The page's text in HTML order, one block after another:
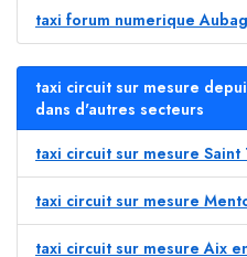
taxi forum numerique
taxi circuit sur mesure
dans d'autres secteurs
taxi circuit sur mesure Saint
taxi circuit sur mesure
taxi circuit sur mesure Aix